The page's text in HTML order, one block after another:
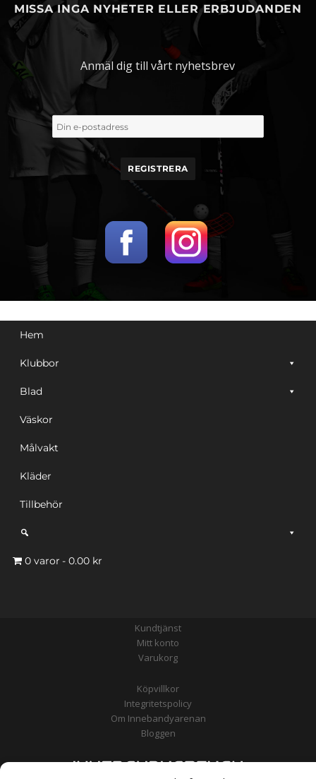
MISSA INGA NYHETER ELLER ERBJUDANDEN
Anmäl dig till vårt nyhetsbrev
Hem
Klubbor
Blad
Väskor
Målvakt
Kläder
Tillbehör
0 varor 0.00 kr
Kundtjänst
Mitt konto
Varukorg
Köpvillkor
Integritetspolicy
Om Innebandyarenan
Bloggen